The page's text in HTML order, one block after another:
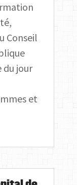
Conseil
du jour
et